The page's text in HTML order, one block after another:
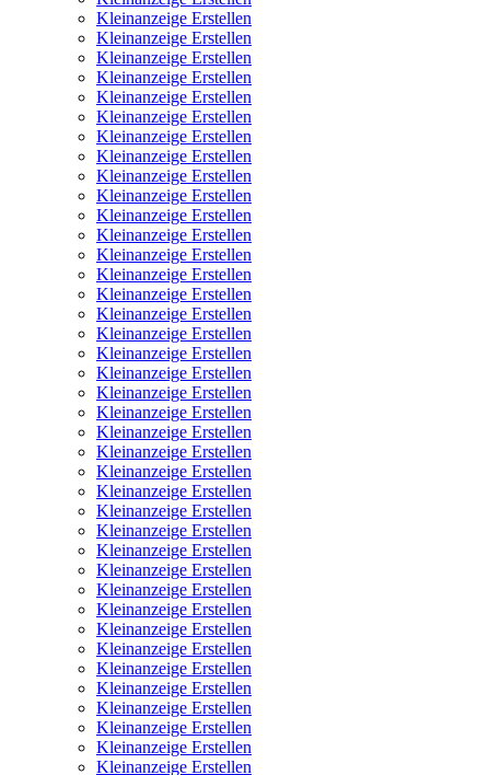
Kleinanzeige Erstellen
Kleinanzeige Erstellen
Kleinanzeige Erstellen
Kleinanzeige Erstellen
Kleinanzeige Erstellen
Kleinanzeige Erstellen
Kleinanzeige Erstellen
Kleinanzeige Erstellen
Kleinanzeige Erstellen
Kleinanzeige Erstellen
Kleinanzeige Erstellen
Kleinanzeige Erstellen
Kleinanzeige Erstellen
Kleinanzeige Erstellen
Kleinanzeige Erstellen
Kleinanzeige Erstellen
Kleinanzeige Erstellen
Kleinanzeige Erstellen
Kleinanzeige Erstellen
Kleinanzeige Erstellen
Kleinanzeige Erstellen
Kleinanzeige Erstellen
Kleinanzeige Erstellen
Kleinanzeige Erstellen
Kleinanzeige Erstellen
Kleinanzeige Erstellen
Kleinanzeige Erstellen
Kleinanzeige Erstellen
Kleinanzeige Erstellen
Kleinanzeige Erstellen
Kleinanzeige Erstellen
Kleinanzeige Erstellen
Kleinanzeige Erstellen
Kleinanzeige Erstellen
Kleinanzeige Erstellen
Kleinanzeige Erstellen
Kleinanzeige Erstellen
Kleinanzeige Erstellen
Kleinanzeige Erstellen